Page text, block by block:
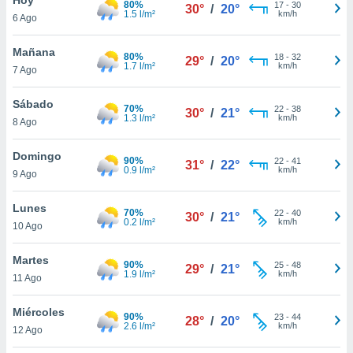
en
más
nuestra
de
cookies
aceptar
6 Ago
80%
1.5 l/m²
30° / 20° 17- 30
km/h
Mañana
7 Ago
80%
1.7 l/m²
29° / 20° 18- 32
km/h
Sábado
8 Ago
70%
1.3 l/m²
30° / 21° 22- 38
km/h
Domingo
9 Ago
90%
0.9 l/m²
31° / 22° 22- 41
km/h
Lunes
10 Ago
70%
0.2 l/m²
30° / 21° 22- 40
km/h
Martes
11 Ago
90%
1.9 l/m²
29° / 21° 25- 48
km/h
Miércoles
12 Ago
90%
2.6 l/m²
28° / 20° 23- 44
km/h